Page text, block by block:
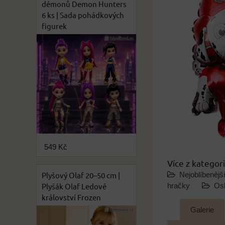
Více z
hračky
Galerie
démonů Demon Hunters
6 ks | Sada pohádkových
figurek
549 Kč
Plyšový Olaf 20–50 cm |
Plyšák Olaf Ledové
království Frozen